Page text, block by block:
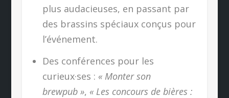
plus audacieuses, en passant par
des brassins spéciaux conçus pour
l’événement.
Des conférences pour les
curieux·ses : « Monter son
brewpub », « Les concours de bières :